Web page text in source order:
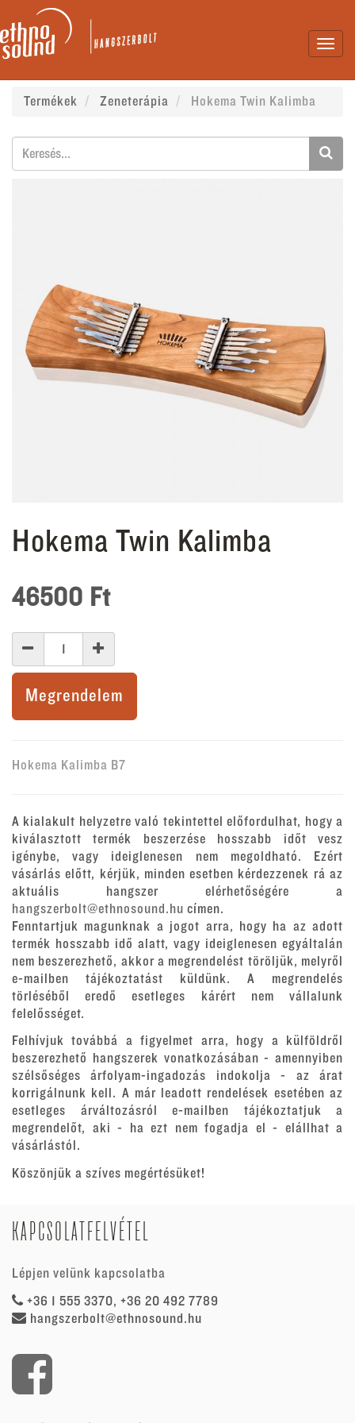
Termékek Zeneterápia Hokema Twin Kalimba
Hokema Twin Kalimba
46500 Ft
Megrendelem
Hokema Kalimba B7
A kialakult helyzetre való tekintettel előfordulhat, hogy a
kiválasztott termék beszerzése hosszabb időt vesz
igénybe, vagy ideiglenesen nem megoldható. Ezért
vásárlás előtt, kérjük, minden esetben kérdezzenek rá az
aktuális hangszer elérhetőségére a
hangszerbolt@ethnosound.hu címen.
Fenntartjuk magunknak a jogot arra, hogy ha az adott
termék hosszabb idő alatt, vagy ideiglenesen egyáltalán
nem beszerezhető, akkor a megrendelést töröljük, melyről
e-mailben tájékoztatást küldünk. A megrendelés
törléséből eredő esetleges kárért nem vállalunk
felelősséget.
Felhívjuk továbbá a figyelmet arra, hogy a külföldről
beszerezhető hangszerek vonatkozásában - amennyiben
szélsőséges árfolyam-ingadozás indokolja - az árat
korrigálnunk kell. A már leadott rendelések esetében az
esetleges árváltozásról e-mailben tájékoztatjuk a
megrendelőt, aki - ha ezt nem fogadja el - elállhat a
vásárlástól.
Köszönjük a szíves megértésüket!
KAPCSOLATFELVÉTEL
Lépjen velünk kapcsolatba
+36 1 555 3370, +36 20 492 7789
hangszerbolt@ethnosound.hu